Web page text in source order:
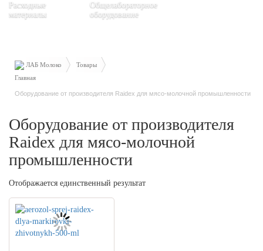
Расходные
материалы
Общелабораторное
оборудование
ЛАБ Молоко Товары
Оборудование от производителя Raidex для мясо-молочной промышленности
Оборудование от производителя
Raidex для мясо-молочной
промышленности
Отображается единственный результат